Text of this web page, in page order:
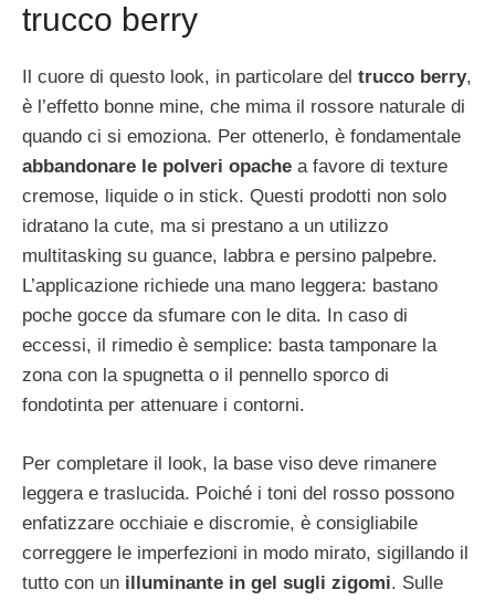
trucco berry
Il cuore di questo look, in particolare del trucco berry,
è l’effetto bonne mine, che mima il rossore naturale di
quando ci si emoziona. Per ottenerlo, è fondamentale
abbandonare le polveri opache a favore di texture
cremose, liquide o in stick. Questi prodotti non solo
idratano la cute, ma si prestano a un utilizzo
multitasking su guance, labbra e persino palpebre.
L’applicazione richiede una mano leggera: bastano
poche gocce da sfumare con le dita. In caso di
eccessi, il rimedio è semplice: basta tamponare la
zona con la spugnetta o il pennello sporco di
fondotinta per attenuare i contorni.
Per completare il look, la base viso deve rimanere
leggera e traslucida. Poiché i toni del rosso possono
enfatizzare occhiaie e discromie, è consigliabile
correggere le imperfezioni in modo mirato, sigillando il
tutto con un illuminante in gel sugli zigomi. Sulle